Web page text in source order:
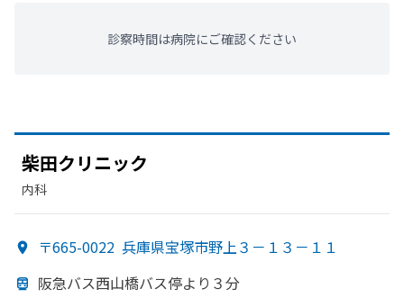
診察時間は病院にご確認ください
柴田クリニック
内科
〒665-0022 兵庫県宝塚市野上３－１３－１１
阪急バス西山橋バス停より ３分